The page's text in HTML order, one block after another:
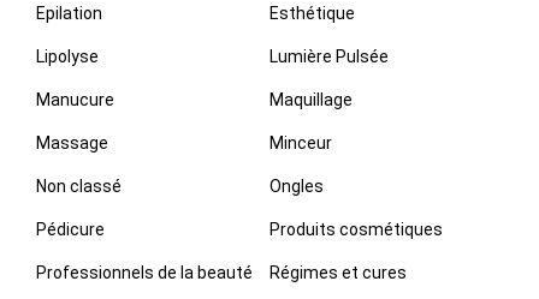
Epilation Esthétique
Lipolyse Lumière Pulsée
Manucure Maquillage
Massage Minceur
Non classé Ongles
Pédicure Produits cosmétiques
Professionnels de la beauté Régimes et cures